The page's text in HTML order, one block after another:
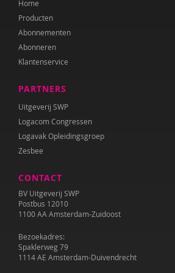
Home
Producten
Abonnementen
Abonneren
Klantenservice
PARTNERS
Uitgeverij SWP
Logacom Congressen
Logavak Opleidingsgroep
Zesbee
CONTACT
BV Uitgeverij SWP
Postbus 12010
1100 AA Amsterdam-Zuidoost
Bezoekadres:
Spaklerweg 79
1114 AE Amsterdam-Duivendrecht